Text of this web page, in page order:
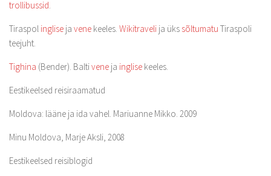
trollibussid.
Tiraspol inglise ja vene keeles. Wikitraveli ja üks sõltumatu Tiraspoli
teejuht.
Tighina (Bender). Baltivene ja inglise keeles.
Eestikeelsed reisiraamatud
Moldova: lääne ja ida vahel. Mariuanne Mikko. 2009
Minu Moldova, Marje Aksli, 2008
Eestikeelsed reisiblogid